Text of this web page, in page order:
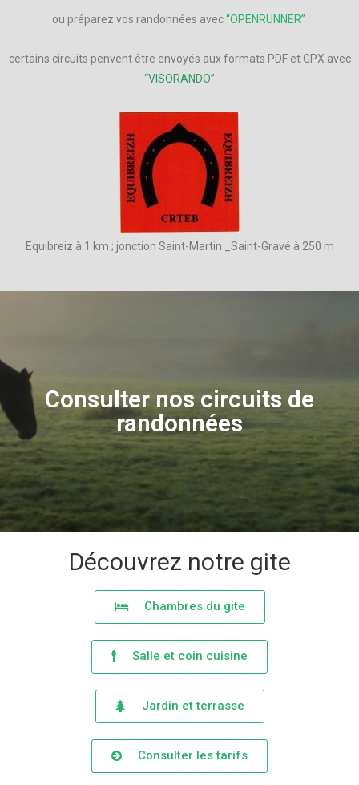
ou préparez vos randonnées avec“OPENRUNNER”
certains circuits penvent être envoyés aux formats PDF et GPX avec
“VISORANDO”
Equibreiz à 1 km ; jonction Saint-Martin _Saint-Gravé à 250 m
Consulter nos circuits de
randonnées
Découvrez notre gite
Chambres du gite
Salle et coin cuisine
Jardin et terrasse
Consulter les tarifs